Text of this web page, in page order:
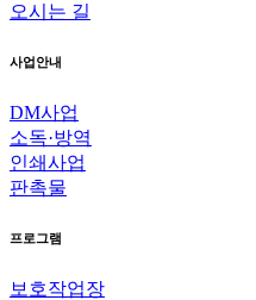
오시는 길
사업안내
DM사업
소독·방역
인쇄사업
판촉물
프로그램
보호작업장